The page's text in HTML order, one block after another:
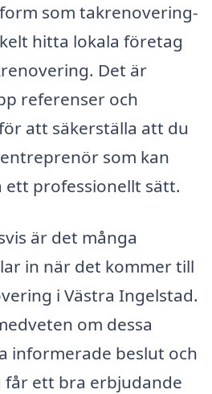
som takrenovering-
hitta lokala företag
Det är
referenser och
att säkerställa att du
som kan
professionellt sätt.
är det många
in när det kommer till
i Västra Ingelstad.
om dessa
informerade beslut och
får ett bra erbjudande